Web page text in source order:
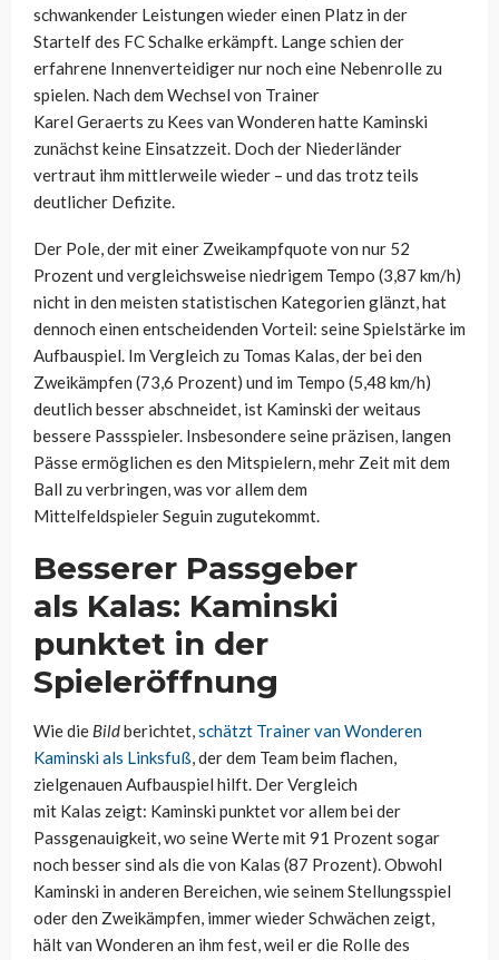
schwankender Leistungen wieder einen Platz in der
Startelf des FC Schalke erkämpft. Lange schien der
erfahrene Innenverteidiger nur noch eine Nebenrolle zu
spielen. Nach dem Wechsel von Trainer
Karel Geraerts zu Kees van Wonderen hatte Kaminski
zunächst keine Einsatzzeit. Doch der Niederländer
vertraut ihm mittlerweile wieder – und das trotz teils
deutlicher Defizite.
Der Pole, der mit einer Zweikampfquote von nur 52
Prozent und vergleichsweise niedrigem Tempo (3,87 km/h)
nicht in den meisten statistischen Kategorien glänzt, hat
dennoch einen entscheidenden Vorteil: seine Spielstärke im
Aufbauspiel. Im Vergleich zu Tomas Kalas, der bei den
Zweikämpfen (73,6 Prozent) und im Tempo (5,48 km/h)
deutlich besser abschneidet, ist Kaminski der weitaus
bessere Passspieler. Insbesondere seine präzisen, langen
Pässe ermöglichen es den Mitspielern, mehr Zeit mit dem
Ball zu verbringen, was vor allem dem
MittelfeldspielerSeguin zugutekommt.
Besserer Passgeber
als Kalas: Kaminski
punktet in der
Spieleröffnung
Wie die Bildberichtet,schätzt Trainer vanWonderen
Kaminski als Linksfuß, der dem Team beim flachen,
zielgenauen Aufbauspiel hilft. Der Vergleich
mit Kalas zeigt: Kaminski punktet vor allem bei der
Passgenauigkeit, wo seine Werte mit 91 Prozent sogar
noch besser sind als die von Kalas (87 Prozent). Obwohl
Kaminski in anderen Bereichen, wie seinem Stellungsspiel
oder den Zweikämpfen, immer wieder Schwächen zeigt,
hält van Wonderen an ihm fest, weil er die Rolle des